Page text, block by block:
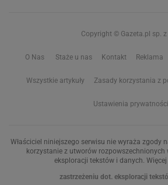
Copyright © Gazeta.pl sp. z
O Nas Staże u nas Kontakt Reklama
Wszystkie artykuły Zasady korzystania z
Ustawienia prywatności
Właściciel niniejszego serwisu nie wyraża zgody
korzystanie z utworów rozpowszechnionych
eksploracji tekstów i danych.
zastrzeżeniu dot. eksploracji